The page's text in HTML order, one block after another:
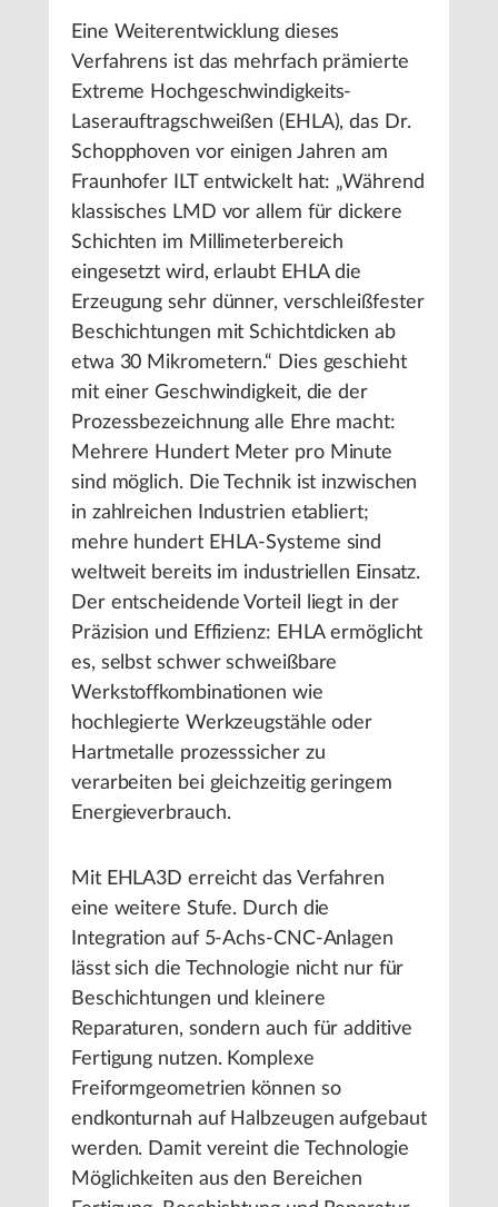
Eine Weiterentwicklung dieses
Verfahrens ist das mehrfach prämierte
Extreme Hochgeschwindigkeits-
Laserauftragschweißen (EHLA), das Dr.
Schopphoven vor einigen Jahren am
Fraunhofer ILT entwickelt hat: „Während
klassisches LMD vor allem für dickere
Schichten im Millimeterbereich
eingesetzt wird, erlaubt EHLA die
Erzeugung sehr dünner, verschleißfester
Beschichtungen mit Schichtdicken ab
etwa 30 Mikrometern.“ Dies geschieht
mit einer Geschwindigkeit, die der
Prozessbezeichnung alle Ehre macht:
Mehrere Hundert Meter pro Minute
sind möglich. Die Technik ist inzwischen
in zahlreichen Industrien etabliert;
mehre hundert EHLA-Systeme sind
weltweit bereits im industriellen Einsatz.
Der entscheidende Vorteil liegt in der
Präzision und Effizienz: EHLA ermöglicht
es, selbst schwer schweißbare
Werkstoffkombinationen wie
hochlegierte Werkzeugstähle oder
Hartmetalle prozesssicher zu
verarbeiten bei gleichzeitig geringem
Energieverbrauch.
Mit EHLA3D erreicht das Verfahren
eine weitere Stufe. Durch die
Integration auf 5-Achs-CNC-Anlagen
lässt sich die Technologie nicht nur für
Beschichtungen und kleinere
Reparaturen, sondern auch für additive
Fertigung nutzen. Komplexe
Freiformgeometrien können so
endkonturnah auf Halbzeugen aufgebaut
werden. Damit vereint die Technologie
Möglichkeiten aus den Bereichen